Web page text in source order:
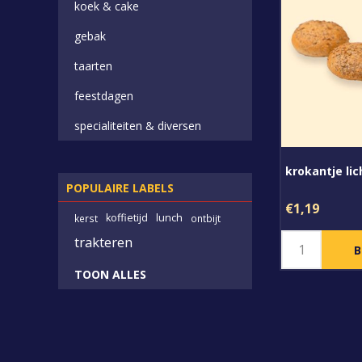
krokantje
€1,19
koek & cake
gebak
taarten
feestdagen
specialiteiten & diversen
POPULAIRE LABELS
kerst koffietijd lunch ontbijt
trakteren
TOON ALLES